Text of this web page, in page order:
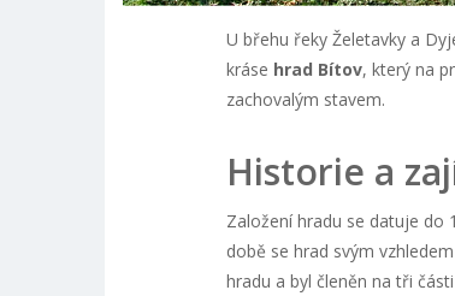
U břehu řeky Želetavky a
kráse hrad Bítov, který na
zachovalým stavem.
Historie a
Založení hradu se datuje do
době se hrad svým
hradu a byl členěn na tři